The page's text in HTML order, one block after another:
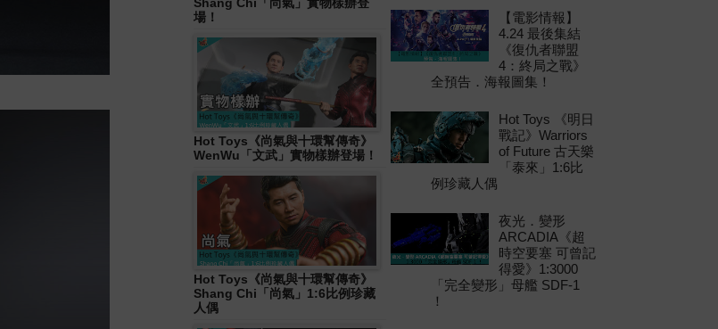
Shang Chi「尚氣」實物樣辦登
場！
Hot Toys《尚氣與十環幫傳奇》
WenWu「文武」實物樣辦登場！
Hot Toys《尚氣與十環幫傳奇》
Shang Chi「尚氣」1:6比例珍藏
人偶
【電影情報】
4.24 最後集結
《復仇者聯盟
4：終局之戰》
全預告．海報圖集！
Hot Toys 《明日
戰記》Warriors
of Future 古天樂
「泰來」1:6比
例珍藏人偶
夜光．變形
ARCADIA《超
時空要塞 可曾記
得愛》1:3000
「完全變形」母艦 SDF-1
！